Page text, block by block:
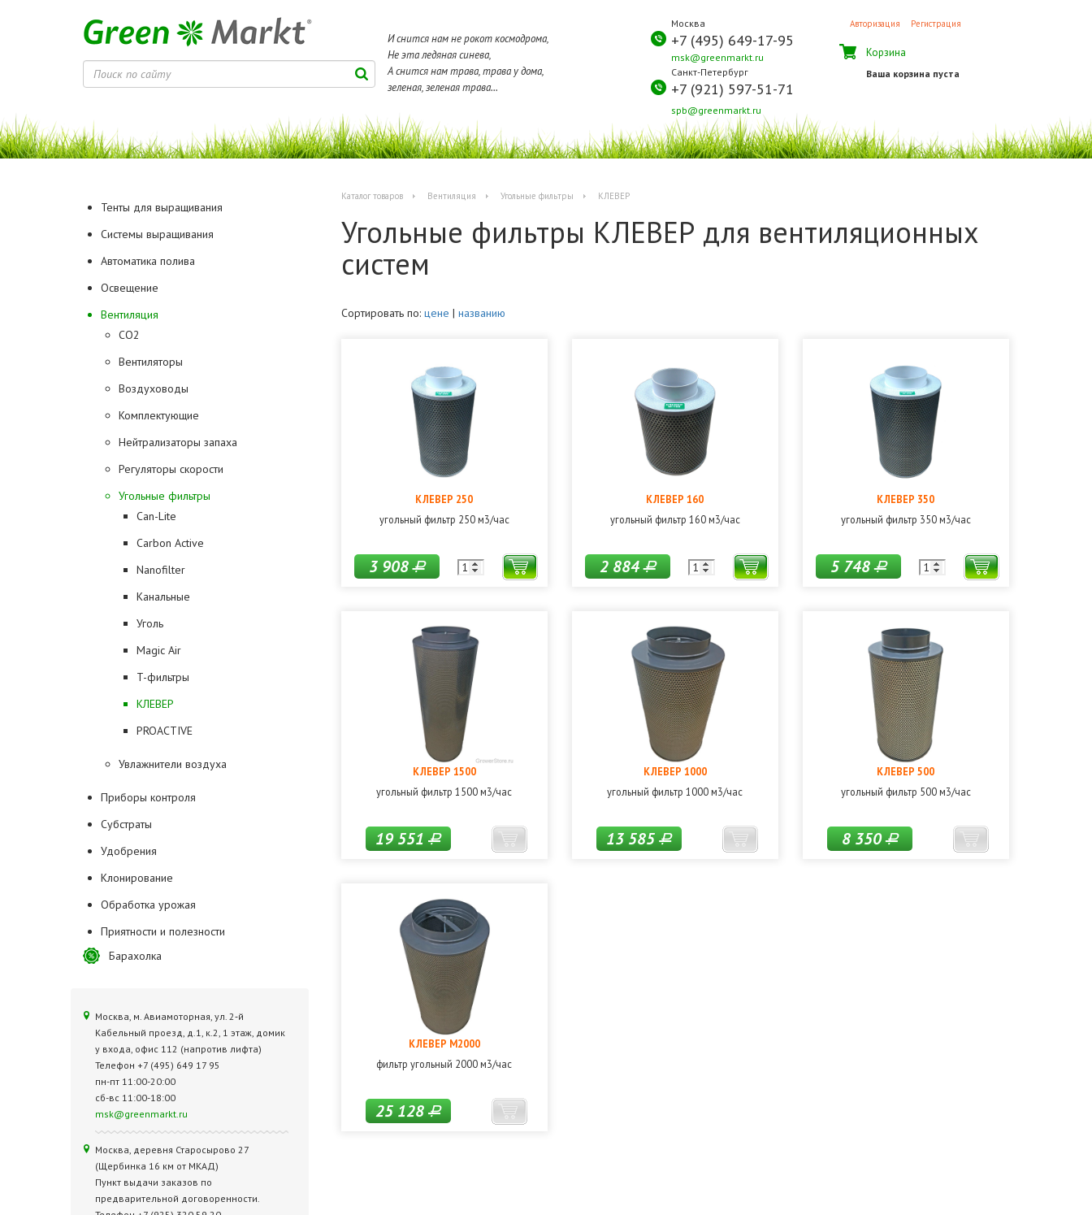
И снится нам не рокот космодрома,
Не эта ледяная синева,
А снится нам трава, трава у дома,
зеленая, зеленая трава...
Москва
+7 (495) 649-17-95
msk@greenmarkt.ru
Санкт-Петербург
+7 (921) 597-51-71
spb@greenmarkt.ru
Авторизация Регистрация
Корзина
Ваша корзина пуста
Тенты для выращивания
Системы выращивания
Автоматика полива
Освещение
Вентиляция
CO2
Вентиляторы
Воздуховоды
Комплектующие
Нейтрализаторы запаха
Регуляторы скорости
Угольные фильтры
Can-Lite
Carbon Active
Nanofilter
Канальные
Уголь
Magic Air
T-фильтры
КЛЕВЕР
PROACTIVE
Увлажнители воздуха
Приборы контроля
Субстраты
Удобрения
Клонирование
Обработка урожая
Приятности и полезности
Барахолка
Москва, м. Авиамоторная, ул. 2‑й
Кабельный проезд, д.1, к.2, 1 этаж, домик
у входа, офис 112 (напротив лифта)
Телефон +7 (495) 649 17 95
пн-пт 11:00-20:00
сб-вс 11:00-18:00
msk@greenmarkt.ru
Москва, деревня Старосырово 27
(Щербинка 16 км от МКАД)
Пункт выдачи заказов по
предварительной договоренности.
Каталог товаров Вентиляция Угольные фильтры КЛЕВЕР
Угольные фильтры КЛЕВЕР для вентиляционных
систем
Сортировать по: цене | названию
КЛЕВЕР 250
угольный фильтр 250 м3/час
3 908Р
КЛЕВЕР 160
угольный фильтр 160 м3/час
2 884Р
КЛЕВЕР 350
угольный фильтр 350 м3/час
5 748Р
КЛЕВЕР 1500
угольный фильтр 1500 м3/час
19 551Р
КЛЕВЕР 1000
угольный фильтр 1000 м3/час
13 585Р
КЛЕВЕР 500
угольный фильтр 500 м3/час
8 350Р
КЛЕВЕР М2000
фильтр угольный 2000 м3/час
25 128Р